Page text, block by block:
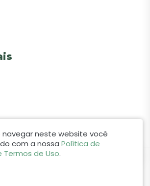
Vale. Todos os direitos reservados.
navegar neste website você
com a nossa Política de
Termos de Uso.